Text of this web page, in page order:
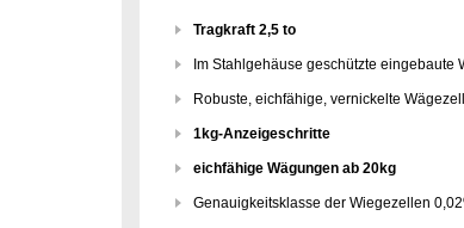
Tragkraft 2,5 to
Im Stahlgehäuse geschützte eingebaute
Robuste, eichfähige, vernickelte
1kg-Anzeigeschritte
eichfähige Wägungen ab 20kg
Genauigkeitsklasse der Wiegezellen